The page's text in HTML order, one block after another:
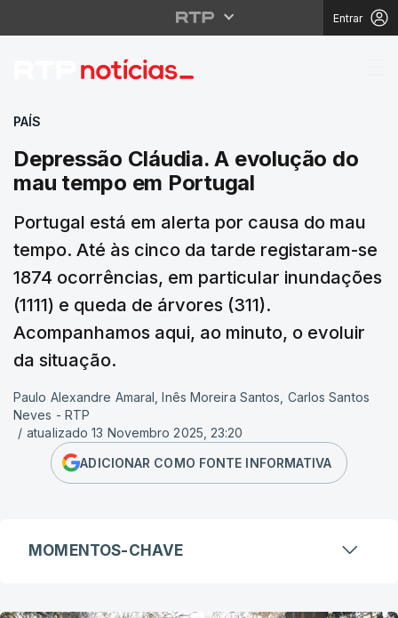
Entrar
Depressão Cláudia.
PAÍS
Depressão Cláudia. A evolução do
mau tempo em Portugal
Portugal está em alerta por causa do mau
tempo. Até às cinco da tarde registaram-se
1874 ocorrências, em particular inundações
(1111) e queda de árvores (311).
Acompanhamos aqui, ao minuto, o evoluir
da situação.
Paulo Alexandre Amaral, Inês Moreira Santos, Carlos Santos
Neves - RTP
/ atualizado 13 Novembro 2025, 23:20
ADICIONAR COMO FONTE INFORMATIVA
MOMENTOS-CHAVE